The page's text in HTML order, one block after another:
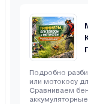
Подробно
или мотокосу
Сравниваем